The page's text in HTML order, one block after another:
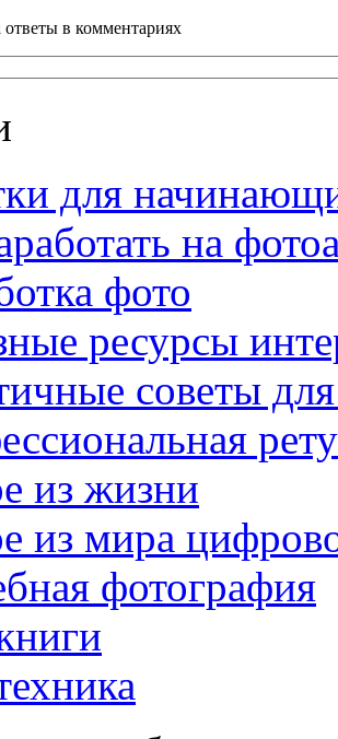
ответы в комментариях
для
на
фото
ресурсы
советы
из жизни
из мира
фотография